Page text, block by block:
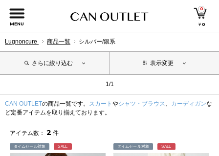
MENU
0
￥0
Lugnoncure 商品一覧 シルバー/銀系
さらに絞り込む 表示変更
1/1
CAN OUTLETの商品一覧です。 スカート やシャツ・ブラウス、 カーディガンな
ど定番アイテムを取り揃えております。
アイテム数： 2 件
タイムセール対象 SALE タイムセール対象 SALE